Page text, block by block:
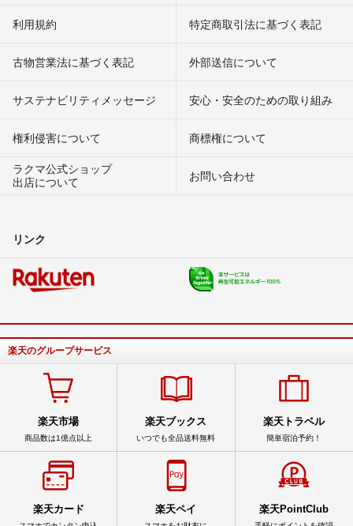
利用規約 特定商取引法に基づく表記
古物営業法に基づく表記 外部送信について
サステナビリティメッセージ 安心・安全のための取り組み
権利侵害について
商標権について
ラクマ公式ショップ
出店について
お問い合わせ
リンク
楽天のグループサービス
楽天市場
商品数は1億点以上
楽天ブックス
いつでも全品送料無料
楽天トラベル
簡単宿泊予約！
楽天カード 楽天ペイ 楽天PointClub